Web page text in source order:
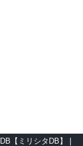
【ミリシタDB】